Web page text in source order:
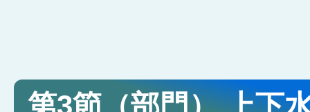
第3節（部門） 上下